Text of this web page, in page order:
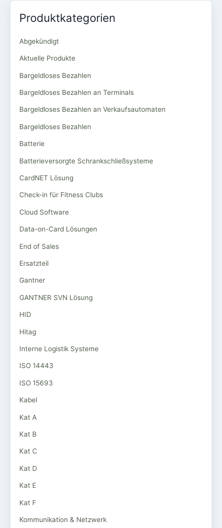
Produktkategorien
Abgekündigt
Aktuelle Produkte
Bargeldloses Bezahlen
Bargeldloses Bezahlen an Terminals
Bargeldloses Bezahlen an Verkaufsautomaten
Bargeldloses Bezahlen
Batterie
Batterieversorgte Schrankschließsysteme
CardNET Lösung
Check-in für Fitness Clubs
Cloud Software
Data-on-Card Lösungen
End of Sales
Ersatzteil
Gantner
GANTNER SVN Lösung
HID
Hitag
Interne Logistik Systeme
ISO 14443
ISO 15693
Kabel
Kat A
Kat B
Kat C
Kat D
Kat E
Kat F
Kommunikation & Netzwerk